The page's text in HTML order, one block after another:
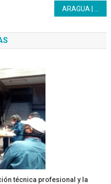
técnica profesional y la